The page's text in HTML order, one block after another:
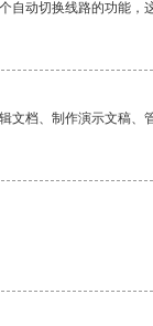
动切换线路的功能
档、制作演示文稿、